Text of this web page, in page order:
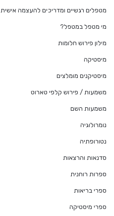
מטפלים רגשיים ומדריכים להעצמה אישית
מי מטפל במטפל?
מילון פירוש חלומות
מיסטיקה
מיסטיקנים מומלצים
משמעות / פירוש קלפי טארוט
משמעות השם
נומרולוגיה
נטורופתיה
סדנאות והרצאות
ספרות רוחנית
ספרי בריאות
ספרי מיסטיקה